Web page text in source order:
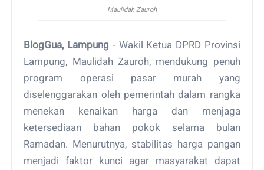
Maulidah Zauroh
BlogGua, Lampung - Wakil Ketua DPRD Provinsi
Lampung, Maulidah Zauroh, mendukung penuh
program operasi pasar murah yang
diselenggarakan oleh pemerintah dalam rangka
menekan kenaikan harga dan menjaga
ketersediaan bahan pokok selama bulan
Ramadan. Menurutnya, stabilitas harga pangan
menjadi faktor kunci agar masyarakat dapat